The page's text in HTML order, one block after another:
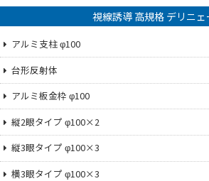
視線誘導 高規格 デリニェ
アルミ支柱 φ100
台形反射体
アルミ板金枠 φ100
縦2眼タイプ φ100×2
縦3眼タイプ φ100×3
横3眼タイプ φ100×3